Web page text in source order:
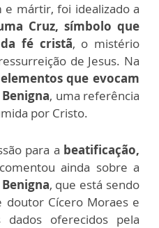
e mártir, foi idealizado a
Cruz, símbolo que
fé cristã, o mistério
de Jesus. Na
elementos que evocam
, uma referência
por Cristo.
para a beatificação,
comentou ainda sobre a
, que está sendo
Cícero Moraes e
oferecidos pela